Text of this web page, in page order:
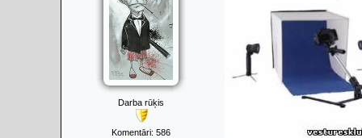
Darba rūķis
Komentāri: 586